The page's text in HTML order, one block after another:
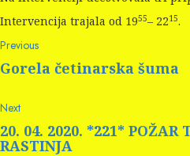
Intervencija trajala od 1955– 2215.
Continue
Reading
PreviousPrevious
post:
Gorela četinarska šuma
NextNext
post:
20. 04. 2020. *221* POŽAR
RASTINJA